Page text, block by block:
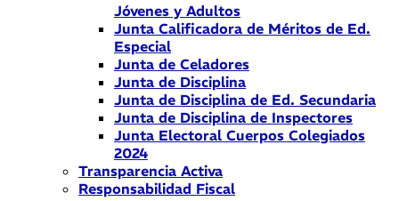
Jóvenes y Adultos
Junta Calificadora de Méritos de Ed.
Especial
Junta de Celadores
Junta de Disciplina
Junta de Disciplina de Ed. Secundaria
Junta de Disciplina de Inspectores
Junta Electoral Cuerpos Colegiados
2024
Transparencia Activa
Responsabilidad Fiscal